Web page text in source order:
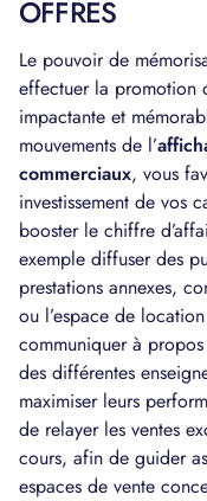
OFFRES
Le pouvoir de
effectuer la promotion
impactante et
mouvements de l’
commerciaux, vous
investissement de vos
booster le chiffre
exemple diffuser des
prestations annexes,
ou l’espace de
communiquer à
des différentes
maximiser leurs
de relayer les ventes
cours, afin de guider
espaces de vente